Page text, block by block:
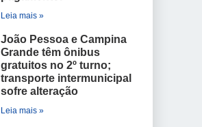
Leia mais »
João Pessoa e Campina
Grande têm ônibus
gratuitos no 2º turno;
transporte intermunicipal
sofre alteração
Leia mais »